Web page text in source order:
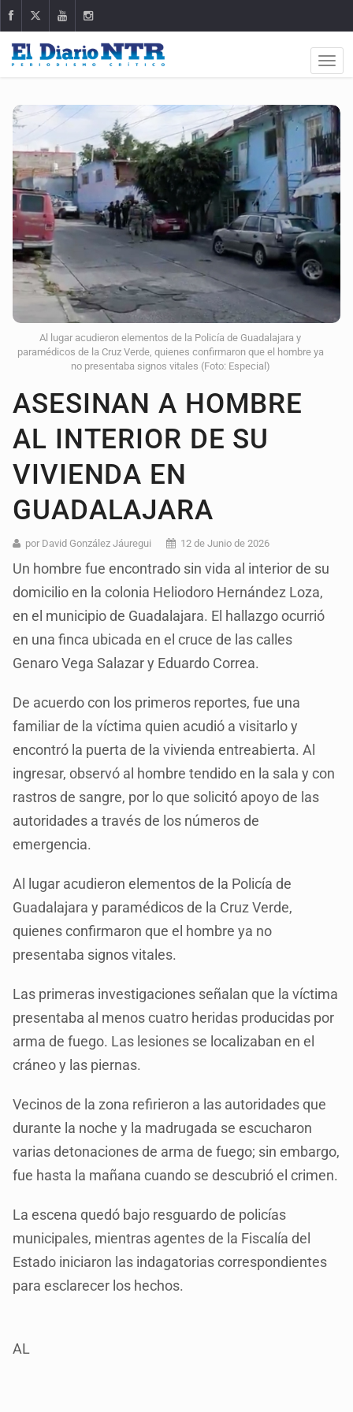
Al lugar acudieron elementos de la Policía de Guadalajara y
paramédicos de la Cruz Verde, quienes confirmaron que el hombre ya
no presentaba signos vitales (Foto: Especial)
ASESINAN A HOMBRE
AL INTERIOR DE SU
VIVIENDA EN
GUADALAJARA
por David González Jáuregui 12 de Junio de 2026
Un hombre fue encontrado sin vida al interior de su
domicilio en la colonia Heliodoro Hernández Loza,
en el municipio de Guadalajara. El hallazgo ocurrió
en una finca ubicada en el cruce de las calles
Genaro Vega Salazar y Eduardo Correa.
De acuerdo con los primeros reportes, fue una
familiar de la víctima quien acudió a visitarlo y
encontró la puerta de la vivienda entreabierta. Al
ingresar, observó al hombre tendido en la sala y con
rastros de sangre, por lo que solicitó apoyo de las
autoridades a través de los números de
emergencia.
Al lugar acudieron elementos de la Policía de
Guadalajara y paramédicos de la Cruz Verde,
quienes confirmaron que el hombre ya no
presentaba signos vitales.
Las primeras investigaciones señalan que la víctima
presentaba al menos cuatro heridas producidas por
arma de fuego. Las lesiones se localizaban en el
cráneo y las piernas.
Vecinos de la zona refirieron a las autoridades que
durante la noche y la madrugada se escucharon
varias detonaciones de arma de fuego; sin embargo,
fue hasta la mañana cuando se descubrió el crimen.
La escena quedó bajo resguardo de policías
municipales, mientras agentes de la Fiscalía del
Estado iniciaron las indagatorias correspondientes
para esclarecer los hechos.
AL